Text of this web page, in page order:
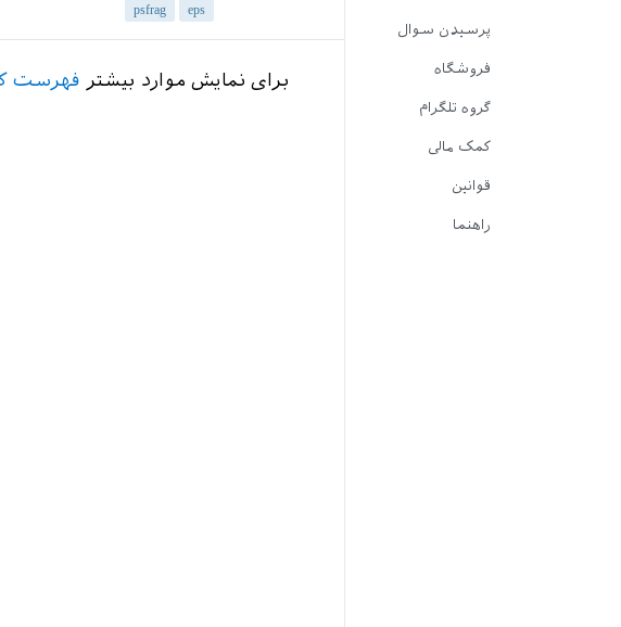
پرسیدن سوال
فروشگاه
گروه تلگرام
کمک مالی
قوانین
راهنما
eps
psfrag
برای نمایش موارد بیشتر فهرست